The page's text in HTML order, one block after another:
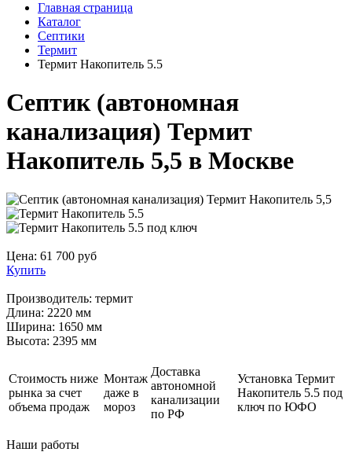
Главная страница
Каталог
Септики
Термит
Термит Накопитель 5.5
Септик (автономная
канализация) Термит
Накопитель 5,5 в Москве
Цена: 61 700 руб
Купить
Производитель: термит
Длина: 2220 мм
Ширина: 1650 мм
Высота: 2395 мм
Стоимость ниже
рынка за счет
объема продаж
Монтаж
даже в
мороз
Доставка
автономной
канализации
по РФ
Установка Термит
Накопитель 5.5 под
ключ по ЮФО
Наши работы